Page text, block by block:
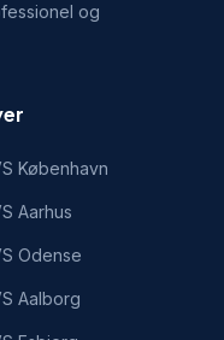
og
København
Aarhus
Odense
Aalborg